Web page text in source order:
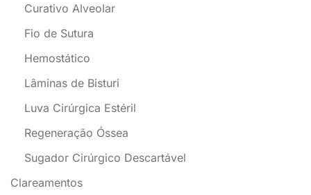
Curativo Alveolar
Fio de Sutura
Hemostático
Lâminas de Bisturi
Luva Cirúrgica Estéril
Regeneração Óssea
Sugador Cirúrgico Descartável
Clareamentos